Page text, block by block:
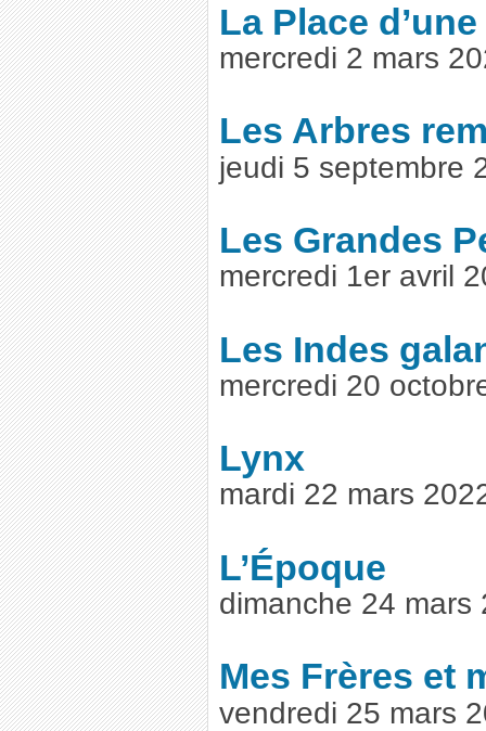
La Place
mercredi 2 mars
Les Arbres
jeudi 5 septembre
Les Grandes
mercredi 1er avril
Les Indes
mercredi 20
Lynx
mardi 22 mars
L’Époque
dimanche 24 mars
Mes Frères et
vendredi 25 mars